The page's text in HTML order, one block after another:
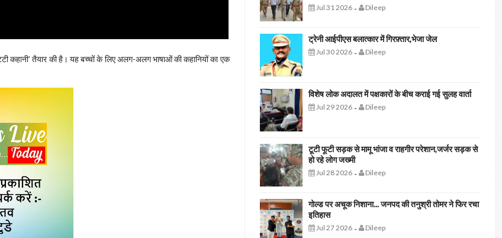
कहानी’ तैयार की है। यह बच्चों के लिए अलग-अलग भाषाओं की कहानियों का एक
Jul 31 2026- Dileep
ट्रेनी आईपीएस बलात्कार में गिरफ़्तार,भेजा जेल
Jul 30 2026- Dileep
विशेष लोक अदालत में पक्षकारों के बीच कराई गई सुलह वार्ता
Jul 29 2026- Dileep
टूटी फूटी सड़क से मामू भांजा व राहगीर परेशान,जर्जर सड़क से
हो रहे लोग जख्मी
Jul 28 2026- Dileep
गोल्ड पर अचूक निशाना... जनपद की तनुश्री तोमर ने फिर रचा
इतिहास
Jul 27 2026- Dileep